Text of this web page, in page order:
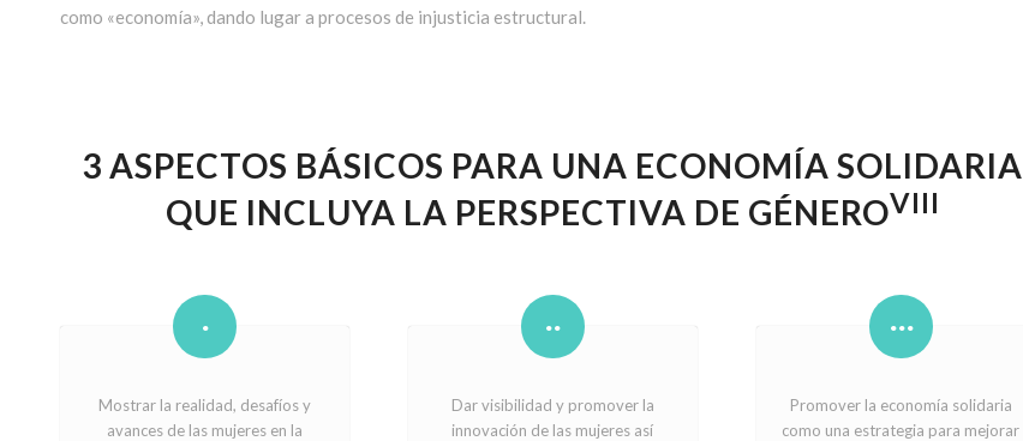
como «economía», dando lugar a procesos de injusticia estructural.
3 ASPECTOS BÁSICOS PARA UNA ECONOMÍA SOLIDARIA
QUE INCLUYA LA PERSPECTIVA DE GÉNEROVIII
Mostrar la realidad, desafíos y
avances de las mujeres en la
Dar visibilidad y promover la
innovación de las mujeres así
Promover la economía solidaria
como una estrategia para mejorar